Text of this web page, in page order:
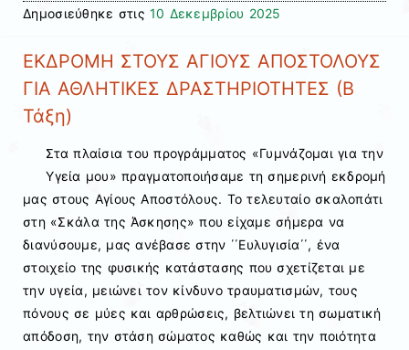
Δημοσιεύθηκε στις 10 Δεκεμβρίου 2025
ΕΚΔΡΟΜΗ ΣΤΟΥΣ ΑΓΙΟΥΣ ΑΠΟΣΤΟΛΟΥΣ
ΓΙΑ ΑΘΛΗΤΙΚΕΣ ΔΡΑΣΤΗΡΙΟΤΗΤΕΣ (Β
Τάξη)
Στα πλαίσια του προγράμματος «Γυμνάζομαι για την
Υγεία μου» πραγματοποιήσαμε τη σημερινή εκδρομή
μας στους Αγίους Αποστόλους. Το τελευταίο σκαλοπάτι
στη «Σκάλα της Άσκησης» που είχαμε σήμερα να
διανύσουμε, μας ανέβασε στην ΄΄Ευλυγισία΄΄, ένα
στοιχείο της φυσικής κατάστασης που σχετίζεται με
την υγεία, μειώνει τον κίνδυνο τραυματισμών, τους
πόνους σε μύες και αρθρώσεις, βελτιώνει τη σωματική
απόδοση, την στάση σώματος καθώς και την ποιότητα